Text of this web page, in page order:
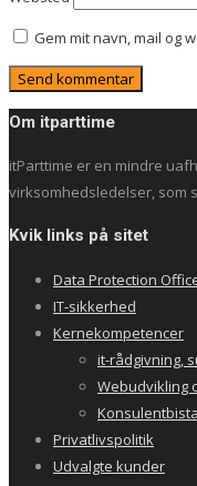
Gem mit navn, mail og
Om itparttime
itParttime er en mindre
virksomhedsledelser, som
Kvik links på sitet
Data Protection
IT-sikkerhed
Kernekompetencer
it-rådgivning,
Webudvikling
Privatlivspolitik
Udvalgte kunder